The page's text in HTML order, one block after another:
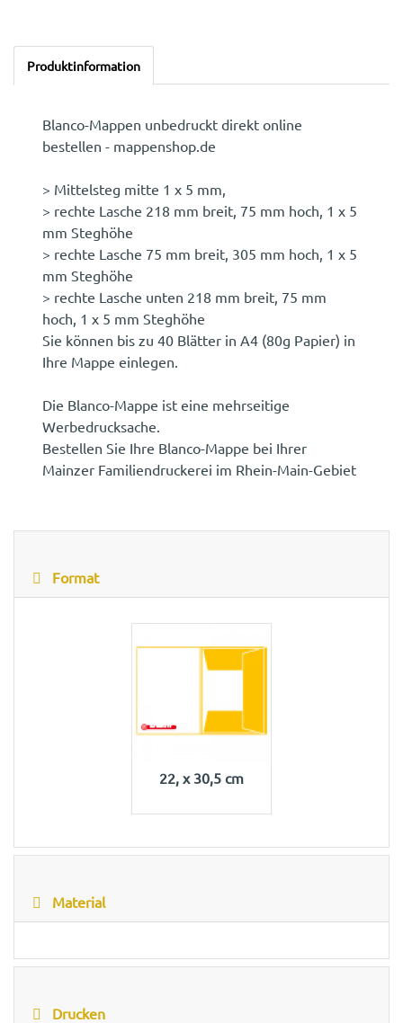
Produktinformation
Blanco-Mappen unbedruckt direkt online
bestellen - mappenshop.de
> Mittelsteg mitte 1 x 5 mm,
> rechte Lasche 218 mm breit, 75 mm hoch, 1 x 5
mm Steghöhe
> rechte Lasche 75 mm breit, 305 mm hoch, 1 x 5
mm Steghöhe
> rechte Lasche unten 218 mm breit, 75 mm
hoch, 1 x 5 mm Steghöhe
Sie können bis zu 40 Blätter in A4 (80g Papier) in
Ihre Mappe einlegen.
Die Blanco-Mappe ist eine mehrseitige
Werbedrucksache.
Bestellen Sie Ihre Blanco-Mappe bei Ihrer
Mainzer Familiendruckerei im Rhein-Main-Gebiet
Format
22, x 30,5 cm
Material
Drucken